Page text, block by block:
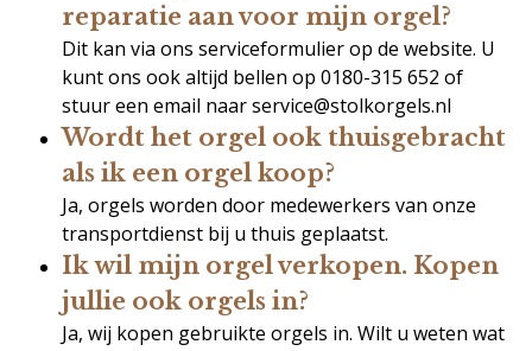
reparatie aan voor mijn orgel?
Dit kan via ons serviceformulier op de website. U
kunt ons ook altijd bellen op 0180-315 652 of
stuur een email naar service@stolkorgels.nl
Wordt het orgel ook thuisgebracht
als ik een orgel koop?
Ja, orgels worden door medewerkers van onze
transportdienst bij u thuis geplaatst.
Ik wil mijn orgel verkopen. Kopen
jullie ook orgels in?
Ja, wij kopen gebruikte orgels in. Wilt u weten wat